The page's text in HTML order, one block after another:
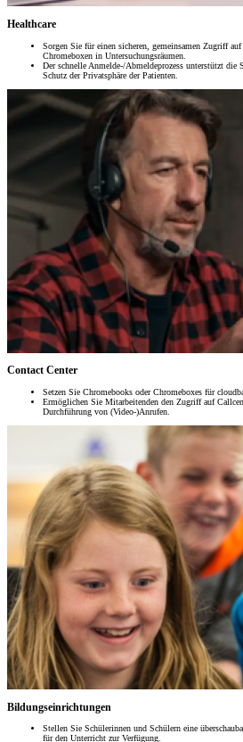
Healthcare
Sorgen Sie für einen sicheren, gemeinsamen Zugriff
Chromeboxen in Untersuchungsräumen.
Der schnelle Anmelde-/Abmeldeprozess unterstützt die
Schutz der Privatsphäre der Patienten.
Contact Center
Setzen Sie Chromebooks oder Chromeboxes für
Ermöglichen Sie Mitarbeitenden den Zugriff auf
Durchführung von (Video-)Anrufen.
Bildungseinrichtungen
Stellen Sie Schülerinnen und Schülern eine
für den Unterricht zur Verfügung.